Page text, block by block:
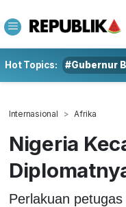
Hot Topics: #Gubernur
Internasional Afrika
Nigeria
Perlakuan